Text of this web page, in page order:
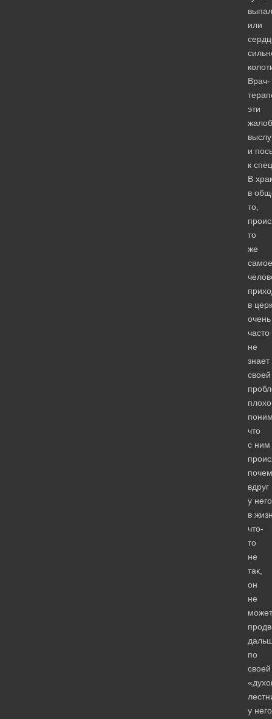
или
Врач-
эти
и
к
В
в
то,
то
же
в
очень
часто
не
знает
своей
плохо
что
с ним
вдруг
у него
в
что-
то
не
так,
он
не
может
по
своей
у него